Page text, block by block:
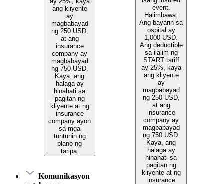
ang kliyente
ay
magbabayad
ng 250 USD,
at ang
insurance
company ay
magbabayad
ng 750 USD.
Kaya, ang
halaga ay
hinahati sa
pagitan ng
kliyente at ng
insurance
company ayon
sa mga
tuntunin ng
plano ng
taripa.
Komunikasyon
event.
Halimbawa:
Ang bayarin sa
ospital ay
1,000 USD.
Ang deductible
sa ilalim ng
START tariff
ay 25%, kaya
ang kliyente
ay
magbabayad
ng 250 USD,
at ang
insurance
company ay
magbabayad
ng 750 USD.
Kaya, ang
halaga ay
hinahati sa
pagitan ng
kliyente at ng
insurance